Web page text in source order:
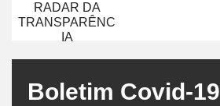
RADAR DA
TRANSPARÊNC
IA
Boletim Covid-19